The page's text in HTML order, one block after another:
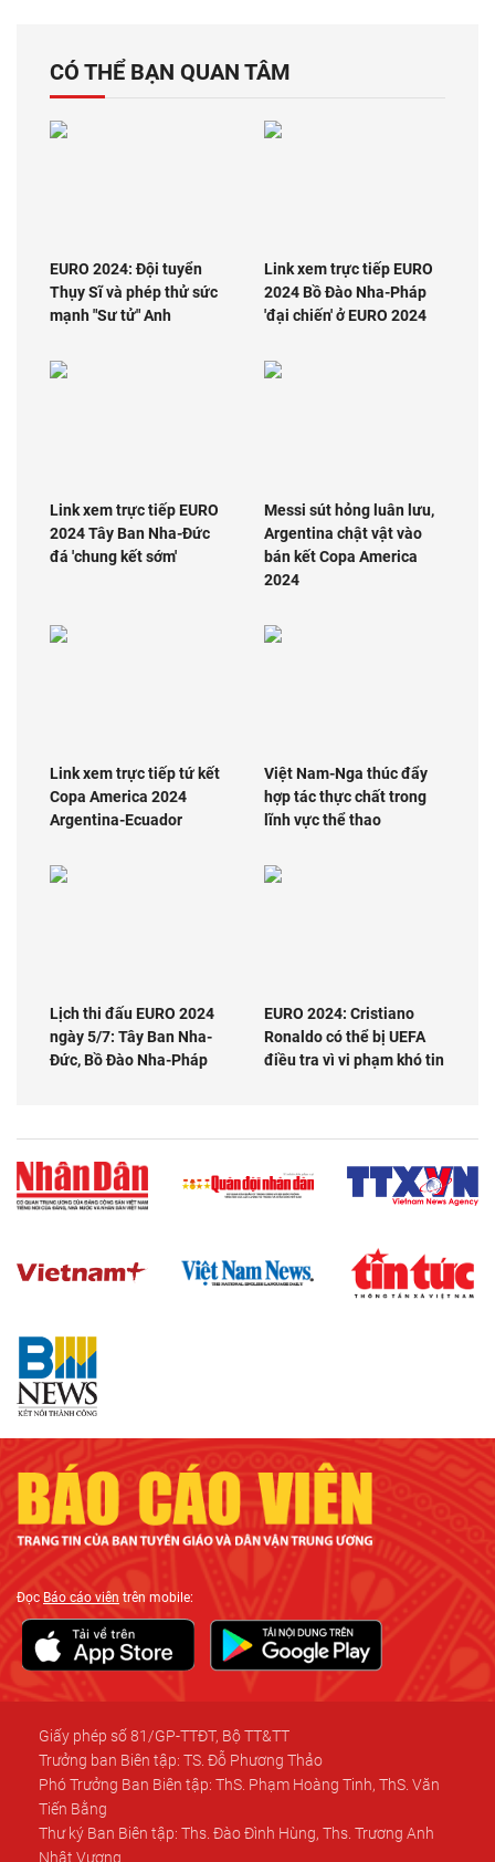
CÓ THỂ BẠN QUAN TÂM
EURO 2024: Đội tuyển
Thụy Sĩ và phép thử sức
mạnh "Sư tử" Anh
Link xem trực tiếp EURO
2024 Bồ Đào Nha-Pháp
'đại chiến' ở EURO 2024
Link xem trực tiếp EURO
2024 Tây Ban Nha-Đức
đá 'chung kết sớm'
Messi sút hỏng luân lưu,
Argentina chật vật vào
bán kết Copa America
2024
Link xem trực tiếp tứ kết
Copa America 2024
Argentina-Ecuador
Việt Nam-Nga thúc đẩy
hợp tác thực chất trong
lĩnh vực thể thao
Lịch thi đấu EURO 2024
ngày 5/7: Tây Ban Nha-
Đức, Bồ Đào Nha-Pháp
EURO 2024: Cristiano
Ronaldo có thể bị UEFA
điều tra vì vi phạm khó tin
ĐọcBáo cáo viên trên mobile:
Giấy phép số 81/GP-TTĐT, Bộ TT&TT
Trưởng ban Biên tập: TS. Đỗ Phương Thảo
Phó Trưởng Ban Biên tập: ThS. Phạm Hoàng Tinh, ThS. Văn
Tiến Bằng
Thư ký Ban Biên tập: Ths. Đào Đình Hùng, Ths. Trương Anh
Nhật Vương